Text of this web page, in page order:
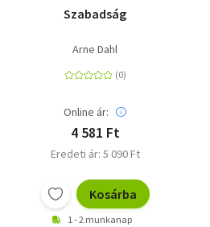
Szabadság
Arne Dahl
Online ár:
4 581 Ft
Eredeti ár: 5 090 Ft
Kosárba
1 - 2 munkanap